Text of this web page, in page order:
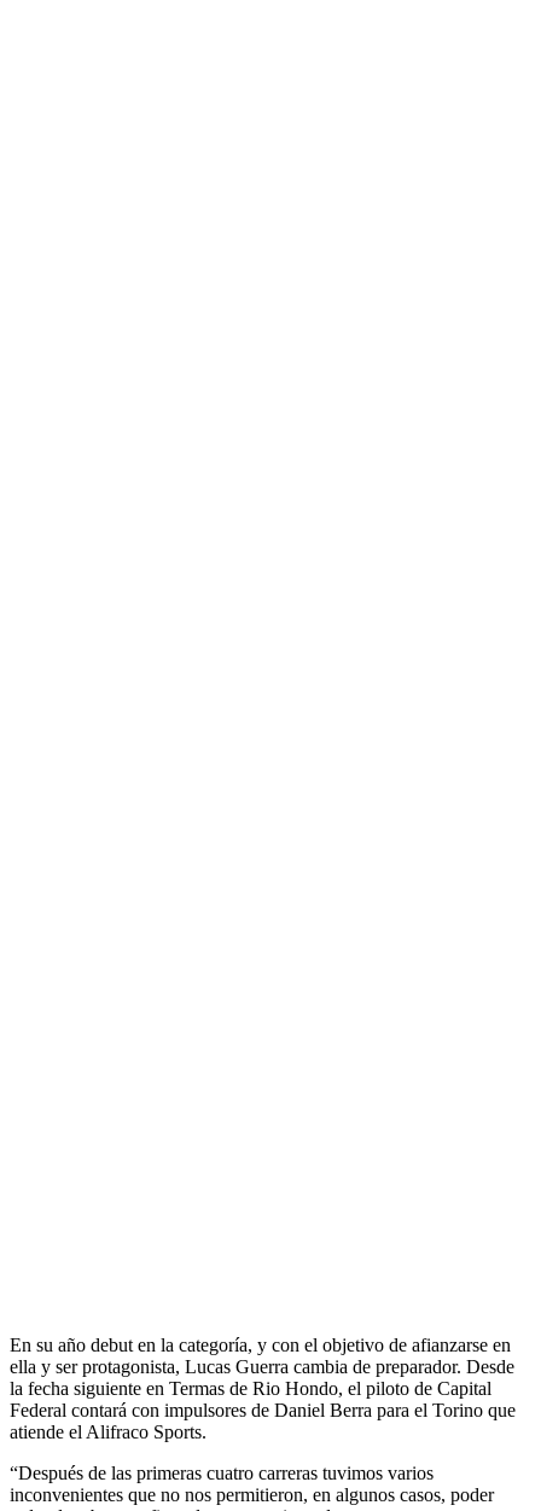
En su año debut en la categoría, y con el objetivo de afianzarse en
ella y ser protagonista, Lucas Guerra cambia de preparador. Desde
la fecha siguiente en Termas de Rio Hondo, el piloto de Capital
Federal contará con impulsores de Daniel Berra para el Torino que
atiende el Alifraco Sports.
“Después de las primeras cuatro carreras tuvimos varios
inconvenientes que no nos permitieron, en algunos casos, poder